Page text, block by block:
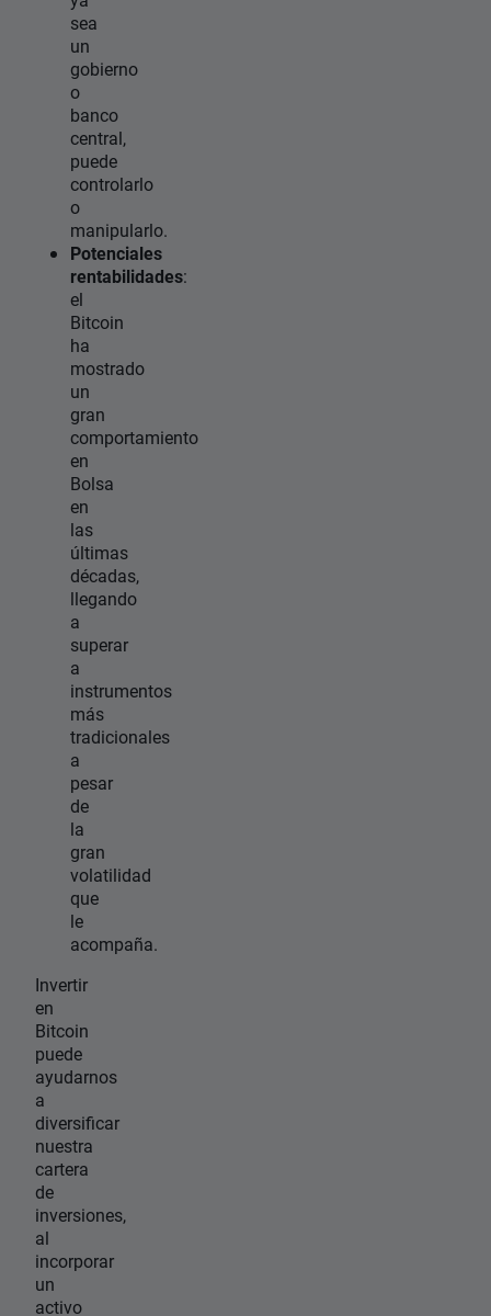
sea
un
gobierno
o
banco
central,
puede
controlarlo
o
manipularlo.
Potenciales
rentabilidades:
el
Bitcoin
ha
mostrado
un
gran
comportamiento
en
Bolsa
en
las
últimas
décadas,
llegando
a
superar
a
instrumentos
más
tradicionales
a
pesar
de
la
gran
volatilidad
que
le
acompaña.
Invertir
en
Bitcoin
puede
ayudarnos
a
diversificar
nuestra
cartera
de
inversiones,
al
incorporar
un
activo